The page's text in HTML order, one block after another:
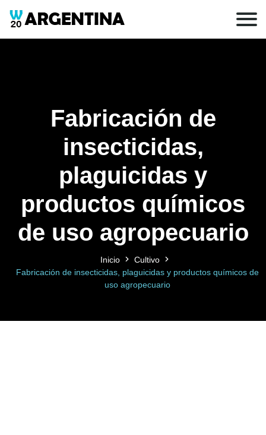
Fabricación de
insecticidas,
plaguicidas y
productos químicos
de uso agropecuario
Inicio
Cultivo
Fabricación de insecticidas, plaguicidas y productos químicos de
uso agropecuario